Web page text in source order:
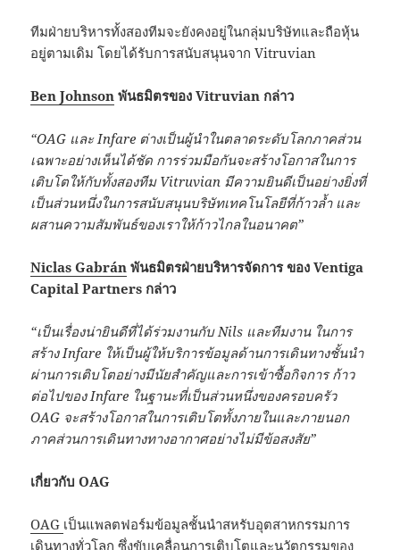
ทีมฝ่ายบริหารทั้งสองทีมจะยังคงอยู่ในกลุ่มบริษัทและถือหุ้น
อยู่ตามเดิม โดยได้รับการสนับสนุนจาก Vitruvian
Ben Johnson พันธมิตรของ Vitruvian กล่าว
“OAG และInfare ต่างเป็นผู้นำในตลาดระดับโลกภาคส่วน
เฉพาะอย่างเห็นได้ชัด การร่วมมือกันจะสร้างโอกาสในการ
เติบโตให้กับทั้งสองทีม Vitruvian มีความยินดีเป็นอย่างยิ่งที่
เป็นส่วนหนึ่งในการสนับสนุนบริษัทเทคโนโลยีที่ก้าวล้ำ และ
ผสานความสัมพันธ์ของเราให้ก้าวไกลในอนาคต”
Niclas Gabrán พันธมิตรฝ่ายบริหารจัดการ ของ Ventiga
Capital Partners กล่าว
“เป็นเรื่องน่ายินดีที่ได้ร่วมงานกับNils และทีมงาน ในการ
สร้างInfare ให้เป็นผู้ให้บริการข้อมูลด้านการเดินทางชั้นนำ
ผ่านการเติบโตอย่างมีนัยสำคัญและการเข้าซื้อกิจการ ก้าว
ต่อไปของInfare ในฐานะที่เป็นส่วนหนึ่งของครอบครัว
OAG จะสร้างโอกาสในการเติบโตทั้งภายในและภายนอก
ภาคส่วนการเดินทางทางอากาศอย่างไม่มีข้อสงสัย”
เกี่ยวกับ OAG
OAG เป็นแพลตฟอร์มข้อมูลชั้นนำสหรับอุตสาหกรรมการ
เดินทางทั่วโลก ซึ่งขับเคลื่อนการเติบโตและนวัตกรรมของ